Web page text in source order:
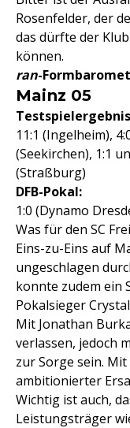
Rosenfelder, der
das dürfte der
können.
ran-
Mainz 05
11:1 (Ingelheim),
(Seekirchen), 1:1
(Straßburg)
DFB-Pokal:
1:0 (Dynamo
Was für den SC
Eins-zu-Eins auf
ungeschlagen
konnte zudem ein
Pokalsieger
Mit Jonathan
verlassen, jedoch
zur Sorge sein.
ambitionierter
Wichtig ist auch,
Leistungsträger